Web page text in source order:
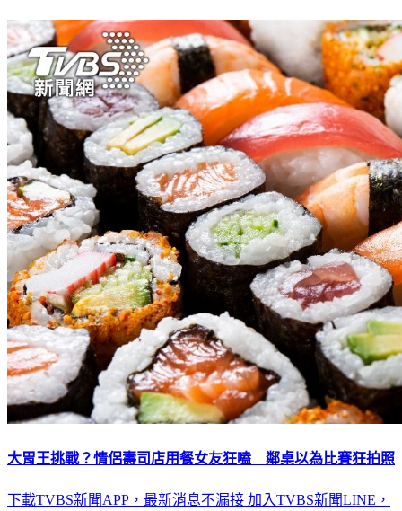
大胃王挑戰？情侶壽司店用餐女友狂嗑 鄰桌以為比賽狂拍照
下載TVBS新聞APP，最新消息不漏接 加入TVBS新聞LINE，